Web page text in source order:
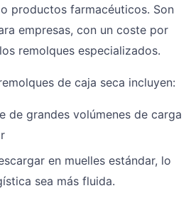
productos farmacéuticos. Son
empresas, con un coste por
remolques especializados.
de caja seca incluyen:
de grandes volúmenes de carga
en muelles estándar, lo
sea más fluida.